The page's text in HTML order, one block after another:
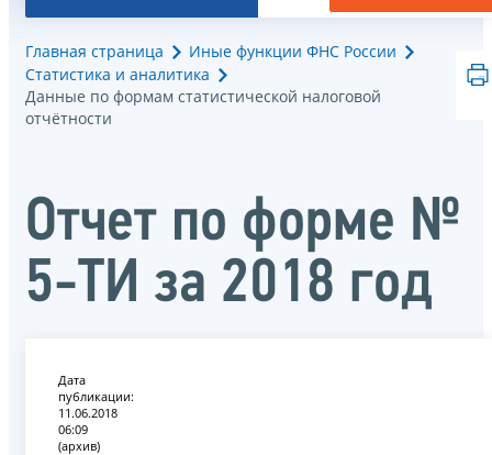
Главная страница
Иные функции ФНС России
Статистика и аналитика
Данные по формам статистической налоговой
отчётности
Отчет по форме №
5-ТИ за 2018 год
Дата
публикации:
11.06.2018
06:09
(архив)